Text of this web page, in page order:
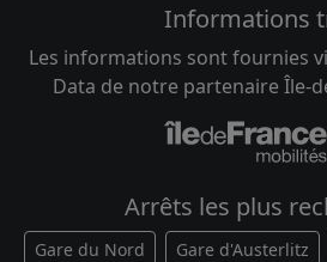
Informations
Les informations sont fournies
Data de notre partenaire Île-
Arrêts les plus
Gare du Nord Gare d'Austerlitz